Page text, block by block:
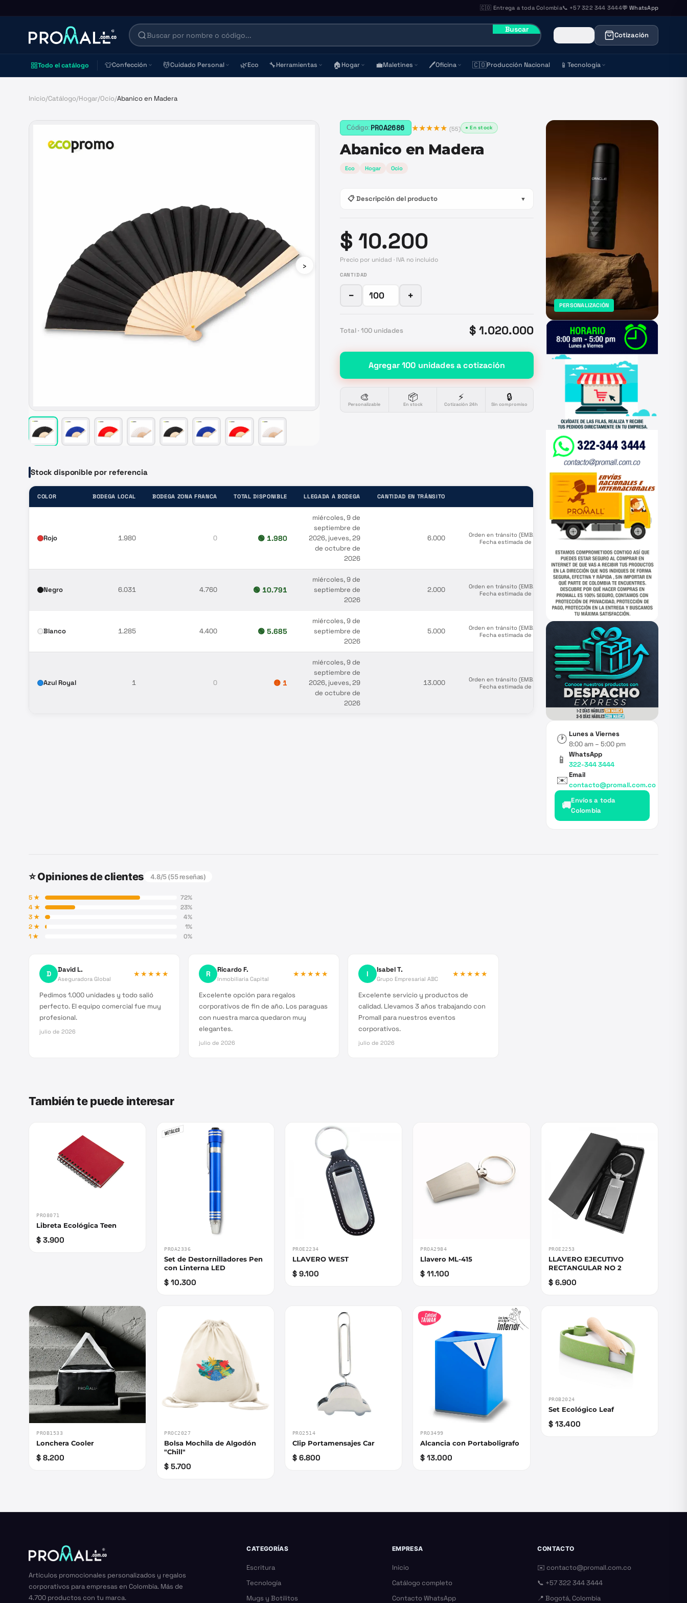
🇨🇴 Entrega a toda Colombia📞 +57 322 344 3444💬 WhatsApp
Buscar
Cotización
Todo el catálogo 👕Confección 💆Cuidado Personal 🌿Eco 🔧Herramientas 🏠Hogar 💼Maletines 🖊️Oficina 🇨🇴Producción Nacional 📱 Tecnología
Inicio/Catálogo/Hogar/Ocio/Abanico en Madera
›
Código: PROA2686 ★★★★★ (55) ● En stock
Abanico en Madera
Eco Hogar Ocio
📋 Descripción del producto ▼
$ 10.200
Precio por unidad · IVA no incluido
CANTIDAD
− +
Total · 100 unidades $ 1.020.000
Agregar100 unidadesa cotización
🎨
Personalizable
📦
En stock
⚡
Cotización 24h
🔒
Sin compromiso
Stock disponible por referencia
COLOR BODEGA LOCAL BODEGA ZONA FRANCA TOTAL DISPONIBLE LLEGADA A BODEGA CANTIDAD EN TRÁNSITO ESTADO
Rojo 1.980 0 🟢 1.980
miércoles, 9 de
septiembre de
2026, jueves, 29
de octubre de
2026
6.000
Orden en tránsito (EMBARCADO).
Fecha estimada de llegada a
puerto Agosto 30.|| Orden en
producción (PENDIENTE
CONFIRMACIÓN), fecha estimada
salida de puerto origen
Septiembre 12
Negro 6.031 4.760 🟢 10.791
miércoles, 9 de
septiembre de
2026
2.000
Orden en tránsito (EMBARCADO).
Fecha estimada de llegada a
puerto Agosto 30.
Blanco 1.285 4.400 🟢 5.685
miércoles, 9 de
septiembre de
2026
5.000
Orden en tránsito (EMBARCADO).
Fecha estimada de llegada a
Azul Royal 1 0 🟡 1
miércoles, 9 de
septiembre de
2026, jueves, 29
de octubre de
2026
13.000
Orden en tránsito (EMBARCADO).
Fecha estimada de llegada a
CONFIRMACIÓN), fecha estimada
salida de puerto origen
Septiembre 12
PERSONALIZACIÓN
🕐 Lunes a Viernes
8:00 am – 5:00 pm
📱
WhatsApp
322-344 3444
✉️Email
contacto@promall.com.co
🚚Envíos a toda
Colombia
⭐ Opiniones de clientes 4.8/5 (55reseñas)
5★ 72%
4★ 23%
3★ 4%
2★ 1%
1★ 0%
D David L.
Aseguradora Global
★★★★★
Pedimos 1.000 unidades y todo salió
perfecto. El equipo comercial fue muy
profesional.
julio de 2026
R Ricardo F.
Inmobiliaria Capital
★★★★★
Excelente opción para regalos
corporativos de fin de año. Los paraguas
con nuestra marca quedaron muy
elegantes.
julio de 2026
I Isabel T.
Grupo Empresarial ABC
★★★★★
Excelente servicio y productos de
calidad. Llevamos 3 años trabajando con
Promall para nuestros eventos
corporativos.
julio de 2026
También te puede interesar
PRO8071
Libreta Ecológica Teen
$ 3.900
PROA2336
Set de Destornilladores Pen
con Linterna LED
$ 10.300
PROE2234
LLAVERO WEST
$ 9.100
PROA2984
Llavero ML-415
$ 11.100
PROE2253
LLAVERO EJECUTIVO
RECTANGULAR NO 2
$ 6.900
PROB1533
Lonchera Cooler
$ 8.200
PROC2027
Bolsa Mochila de Algodón
"Chill"
$ 5.700
PRO2514
Clip Portamensajes Car
$ 6.800
PRO3499
Alcancia con Portaboligrafo
$ 13.000
PROB2024
Set Ecológico Leaf
$ 13.400
Artículos promocionales personalizados y regalos
corporativos para empresas en Colombia. Más de
4.700 productos con tu marca.
CATEGORÍAS
Escritura
Tecnología
Mugs y Botilitos
EMPRESA
Inicio
Catálogo completo
Contacto WhatsApp
CONTACTO
✉️contacto@promall.com.co
📞 +57 322 344 3444
📍 Bogotá, Colombia